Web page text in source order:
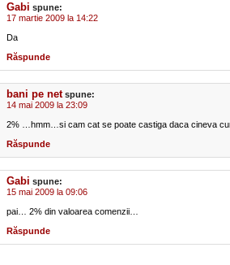
Gabi spune:
17 martie 2009 la 14:22
Da
Răspunde
bani pe net spune:
14 mai 2009 la 23:09
2% …hmm…si cam cat se poate castiga daca cineva
Răspunde
Gabi spune:
15 mai 2009 la 09:06
pai… 2% din valoarea comenzii…
Răspunde